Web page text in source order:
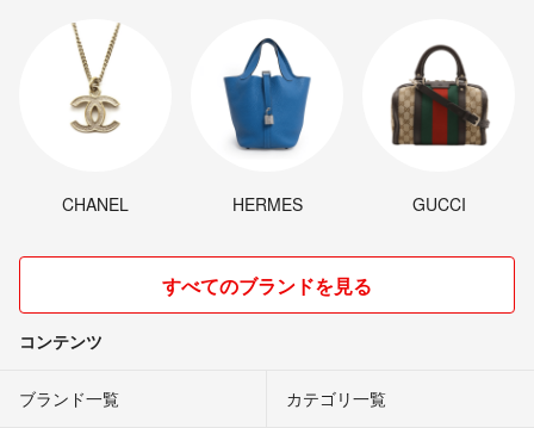
CHANEL HERMES GUCCI
すべてのブランドを見る
コンテンツ
ブランド一覧 カテゴリ一覧